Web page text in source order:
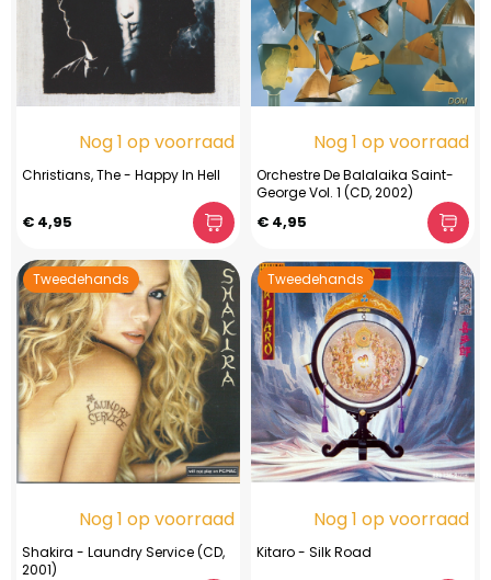
Nog 1 op voorraad
Christians, The - Happy In Hell
€ 4,95
Nog 1 op voorraad
Orchestre De Balalaika Saint-
George Vol. 1 (CD, 2002)
€ 4,95
Tweedehands
Nog 1 op voorraad
Shakira - Laundry Service (CD,
2001)
Tweedehands
Nog 1 op voorraad
Kitaro - Silk Road